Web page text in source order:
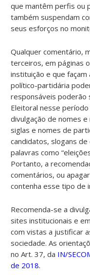
que mantêm perfis ou
também suspendam
seus esforços no
Qualquer comentário,
terceiros, em páginas
instituição e que
político-partidária
responsáveis poderão
Eleitoral nesse
divulgação de nomes
siglas e nomes de
candidatos, slogans
palavras como
Portanto, a
comentários, ou
contenha esse tipo de
Recomenda-se a
sites institucionais e
com vistas a justificar
sociedade. As
no Art. 37, da IN/
de 2018.